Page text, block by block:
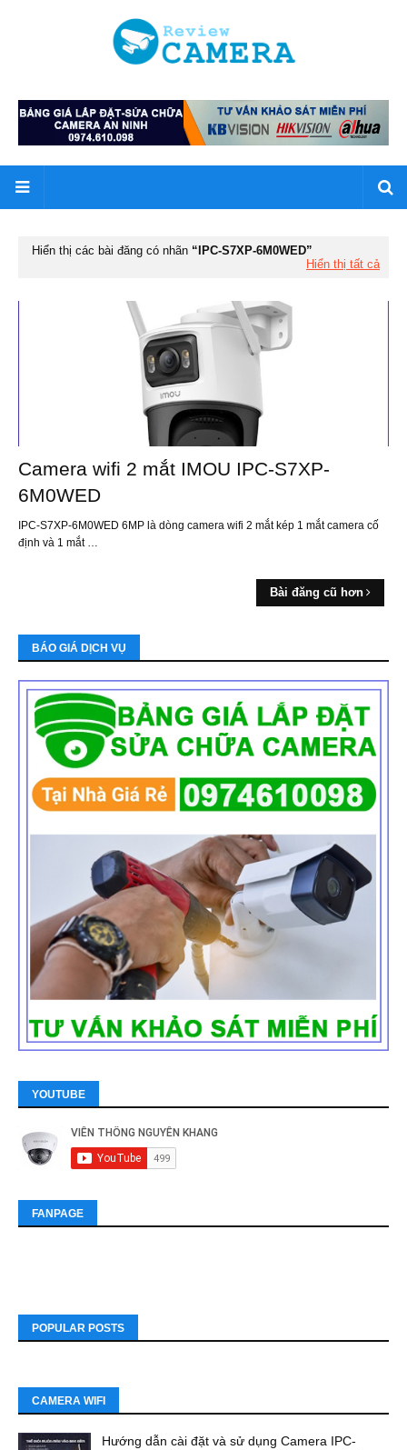
Hiển thị các bài đăng có nhãn
IPC-S7XP-6M0WED
Hiển thị tất cả
Camera wifi 2 mắt IMOU IPC-S7XP-
6M0WED
IPC-S7XP-6M0WED 6MP là dòng camera wifi 2 mắt kép 1 mắt camera cố
định và 1 mắt …
Bài đăng cũ hơn
BÁO GIÁ DỊCH VỤ
YOUTUBE
FANPAGE
POPULAR POSTS
CAMERA WIFI
Hướng dẫn cài đặt và sử dụng Camera IPC-